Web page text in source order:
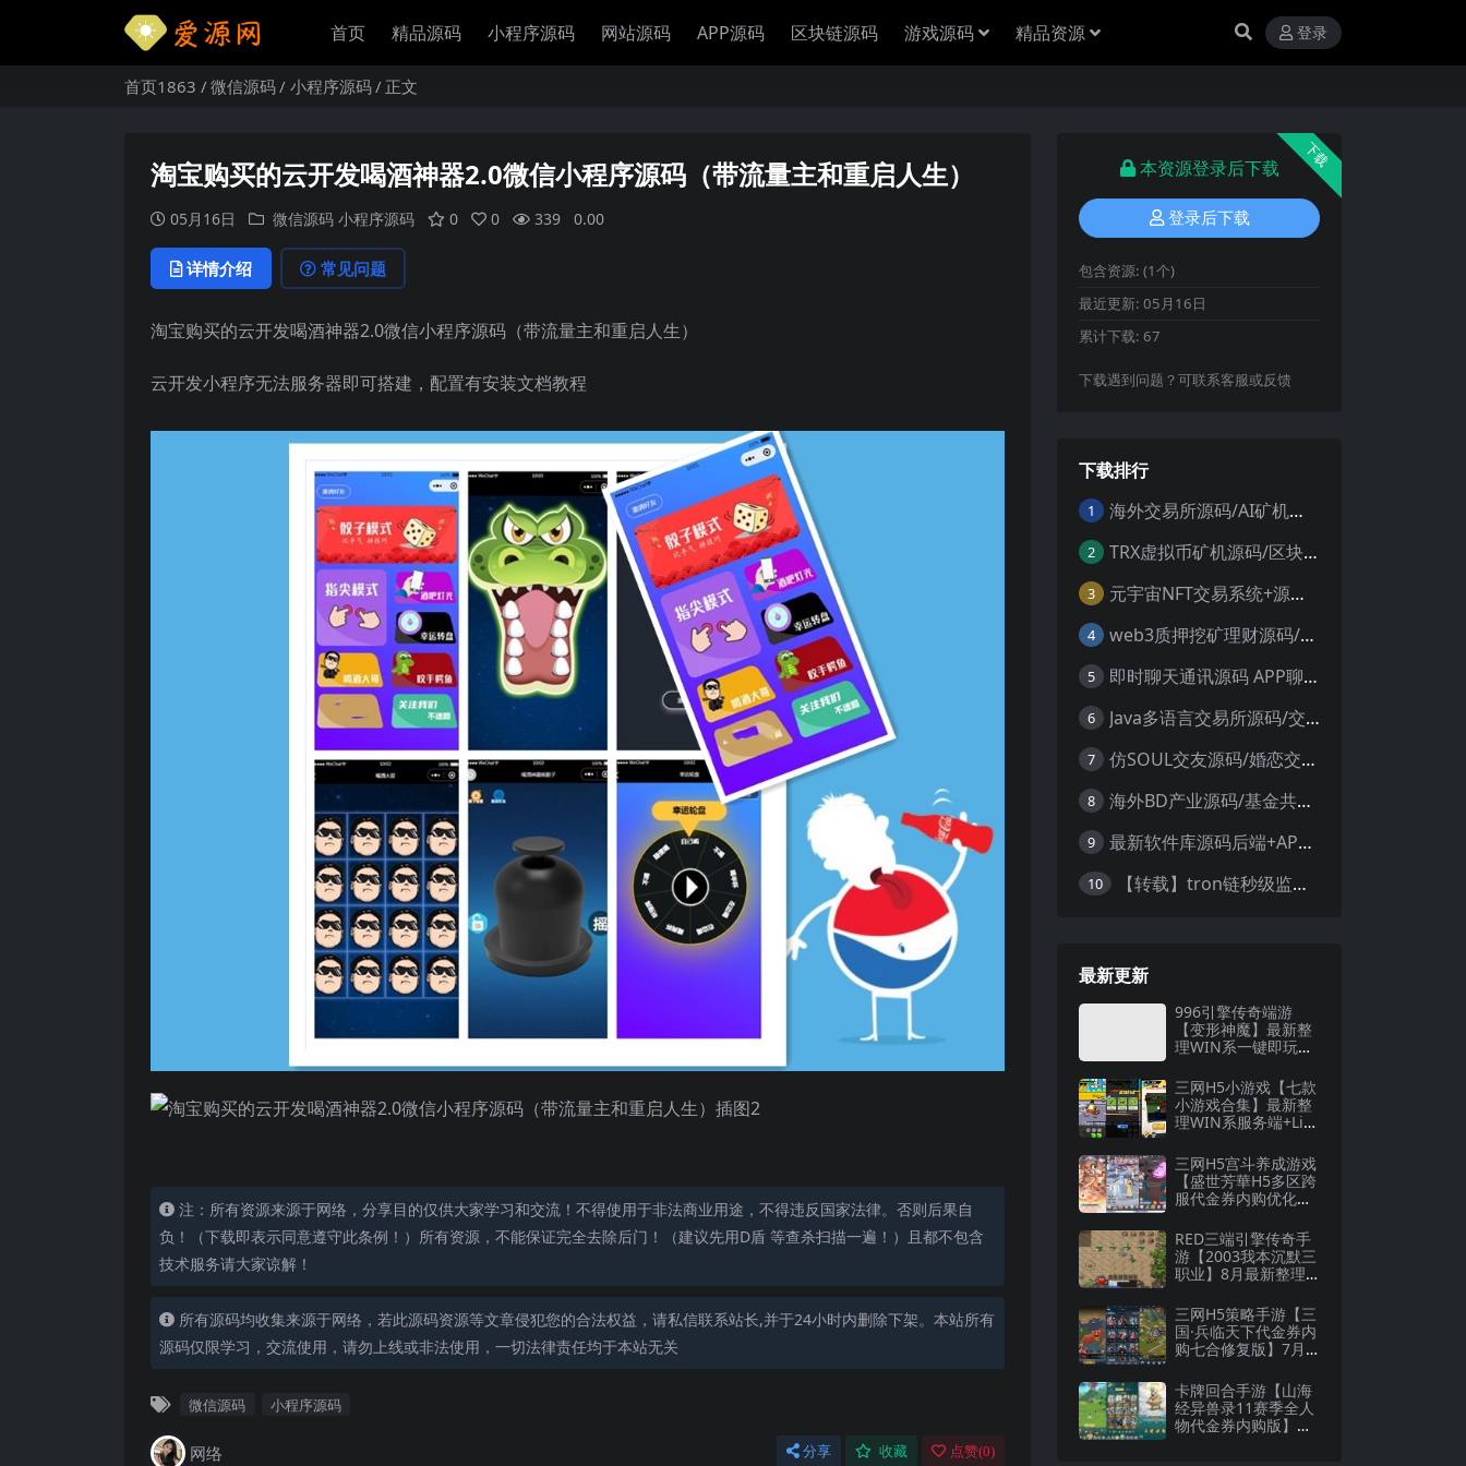
首页 精品源码 小程序源码 网站源码 APP源码 区块链源码 游戏源码 精品资源 登录
首页1863 微信源码 小程序源码 正文
淘宝购买的云开发喝酒神器2.0微信小程序源码（带流量主和重启人生）
05月16日 微信源码 小程序源码 0 0 339 0.00
详情介绍 常见问题
淘宝购买的云开发喝酒神器2.0微信小程序源码（带流量主和重启人生）
云开发小程序无法服务器即可搭建，配置有安装文档教程
注：所有资源来源于网络，分享目的仅供大家学习和交流！不得使用于非法商业用途，不得违反国家法律。否则后果自
负！（下载即表示同意遵守此条例！）所有资源，不能保证完全去除后门！（建议先用D盾 等查杀扫描一遍！）且都不包含
技术服务请大家谅解！
所有源码均收集来源于网络，若此源码资源等文章侵犯您的合法权益，请私信联系站长,并于24小时内删除下架。本站所有
源码仅限学习，交流使用，请勿上线或非法使用，一切法律责任均于本站无关
微信源码 小程序源码
网络 分享 收藏 点赞(0)
下载
本资源登录后下载
登录后下载
包含资源: (1个)
最近更新: 05月16日
累计下载: 67
下载遇到问题？可联系客服或反馈
下载排行
1 海外交易所源码/AI矿机系统源码 加密货币交易所 智能交易所源码
2 TRX虚拟币矿机源码/区块链矿机交易系统源码/支持 4国语言+usdt充值+搭建视频教程
3 元宇宙NFT交易系统+源码数字藏品3D合成+空投盲盒玩法抽集卡
4 web3质押挖矿理财源码/PHP理财源码
5 即时聊天通讯源码 APP聊天通讯源码 安卓+ios带后端源码控制
6 Java多语言交易所源码/交割合约/永续合约/币币/java服务端
7 仿SOUL交友源码/婚恋交友源码/社交友附近人婚恋约仿陌陌APP源码系统
8 海外BD产业源码/基金共享投资理财源码
9 最新软件库源码后端+APP端源码
10 【转载】tron链秒级监控授权+查余额+提币 全开源带视频教程文字教程
最新更新
996引擎传奇端游
【变形神魔】最新整
理WIN系一键即玩单
搭建教程
三网H5小游戏【七款
小游戏合集】最新整
理WIN系服务端+Lin
搭建教程
三网H5宫斗养成游戏
【盛世芳華H5多区跨
服代金券内购优化
ux手工服务端+CDK
授权后台+全资源安
卓+详细搭建教程
RED三端引擎传奇手
游【2003我本沉默三
职业】8月最新整理W
+详细搭建教程
三网H5策略手游【三
国·兵临天下代金券内
购七合修复版】7月
服务端+管理后台+G
M授权后台+详细搭建
教程
卡牌回合手游【山海
经异兽录11赛季全人
物代金券内购版】最